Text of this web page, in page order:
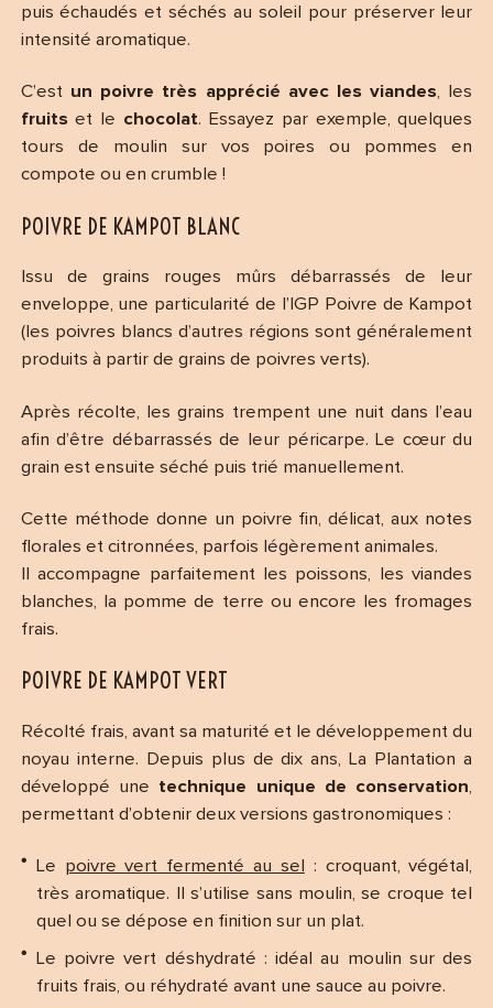
puis échaudés et séchés au soleil pour préserver leur
intensité aromatique.
C’est un poivre très apprécié avec les viandes, les
fruitset le chocolat. Essayez par exemple, quelques
tours de moulin sur vos poires ou pommes en
compote ou en crumble !
POIVRE DE KAMPOT BLANC
Issu de grains rouges mûrs débarrassés de leur
enveloppe, une particularité de l’IGP Poivre de Kampot
(les poivres blancs d’autres régions sont généralement
produits à partir de grains de poivres verts).
Après récolte, les grains trempent une nuit dans l’eau
afin d’être débarrassés de leur péricarpe. Le cœur du
grain est ensuite séché puis trié manuellement.
Cette méthode donne un poivre fin, délicat, aux notes
florales et citronnées, parfois légèrement animales.
Il accompagne parfaitement les poissons, les viandes
blanches, la pomme de terre ou encore les fromages
frais.
POIVRE DE KAMPOT VERT
Récolté frais, avant sa maturité et le développement du
noyau interne. Depuis plus de dix ans, La Plantation a
développé une technique unique de conservation,
permettant d’obtenir deux versions gastronomiques :
Le poivre vert fermenté au sel
: croquant, végétal,
très aromatique. Il s’utilise sans moulin, se croque tel
quel ou se dépose en finition sur un plat.
Le poivre vert déshydraté : idéal au moulin sur des
fruits frais, ou réhydraté avant une sauce au poivre.